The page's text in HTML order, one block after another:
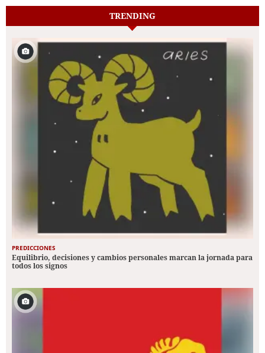
TRENDING
PREDICCIONES
Equilibrio, decisiones y cambios personales marcan la jornada para
todos los signos